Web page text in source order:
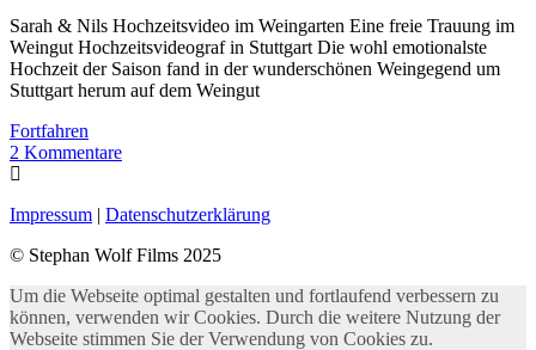
Sarah & Nils Hochzeitsvideo im Weingarten Eine freie Trauung im
Weingut Hochzeitsvideograf in Stuttgart Die wohl emotionalste
Hochzeit der Saison fand in der wunderschönen Weingegend um
Stuttgart herum auf dem Weingut
Fortfahren
2 Kommentare
Impressum | Datenschutzerklärung
© Stephan Wolf Films 2025
Um die Webseite optimal gestalten und fortlaufend verbessern zu
können, verwenden wir Cookies. Durch die weitere Nutzung der
Webseite stimmen Sie der Verwendung von Cookies zu.